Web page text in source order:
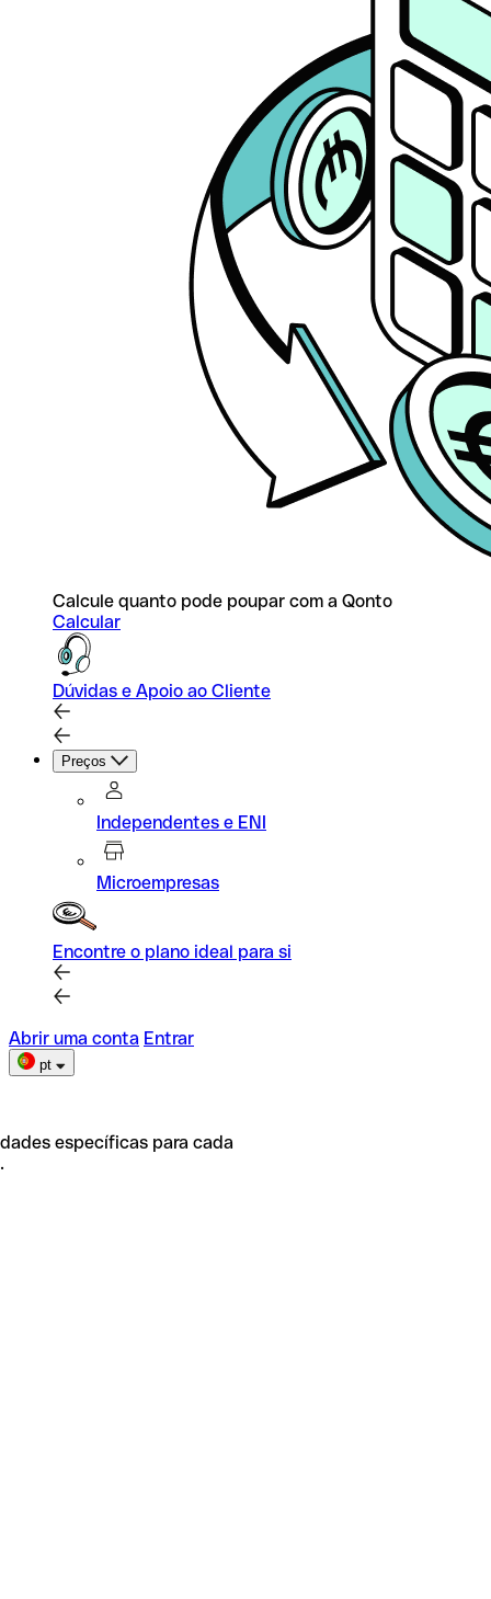
Calcule quanto pode poupar com a Qonto
Calcular
Dúvidas e Apoio ao Cliente
Preços
Independentes e ENI
Microempresas
Encontre o plano ideal para si
Abrir uma conta Entrar
pt
específicas para cada